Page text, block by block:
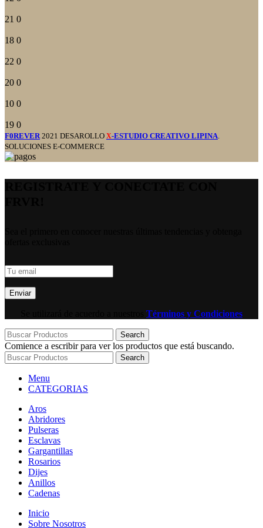
21 0
18 0
22 0
20 0
10 0
19 0
F0REVER 2021 DESAROLLO X-ESTUDIO CREATIVO LIPINA
SOLUCIONES E-COMMERCE
Términos y Condiciones
Search
Comience a escribir para ver los productos que está buscando.
Search
Menu
CATEGORIAS
Aros
Abridores
Pulseras
Esclavas
Gargantillas
Rosarios
Dijes
Anillos
Cadenas
Inicio
Sobre Nosotros